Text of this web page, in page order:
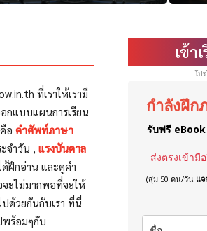
ที่เราให้เรามี
กแบบแผนการเรียน
อ คำศัพท์ภาษา
จำวัน , แรงบันดาล
ด้ฝึกอ่าน และดูคำ
จะไม่มากพอที่จะให้
ปด้วยกันกับเรา ที่นี่
พร้อมๆกับ
เข้า
โป
กำลังฝึก
รับฟรี eBook
ส่งตรงเข้ามื
(สุ่ม 50 คน/วัน แ